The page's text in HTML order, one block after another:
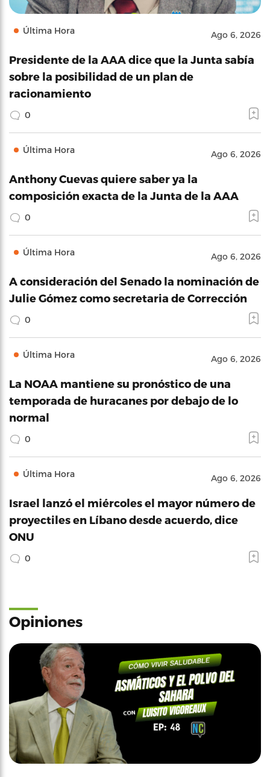
Última Hora Ago 6, 2026
Presidente de la AAA dice que la Junta sabía
sobre la posibilidad de un plan de
racionamiento
0
Última Hora Ago 6, 2026
Anthony Cuevas quiere saber ya la
composición exacta de la Junta de la AAA
0
Última Hora Ago 6, 2026
A consideración del Senado la nominación de
Julie Gómez como secretaria de Corrección
0
Última Hora Ago 6, 2026
La NOAA mantiene su pronóstico de una
temporada de huracanes por debajo de lo
normal
0
Última Hora Ago 6, 2026
Israel lanzó el miércoles el mayor número de
proyectiles en Líbano desde acuerdo, dice
ONU
0
Opiniones